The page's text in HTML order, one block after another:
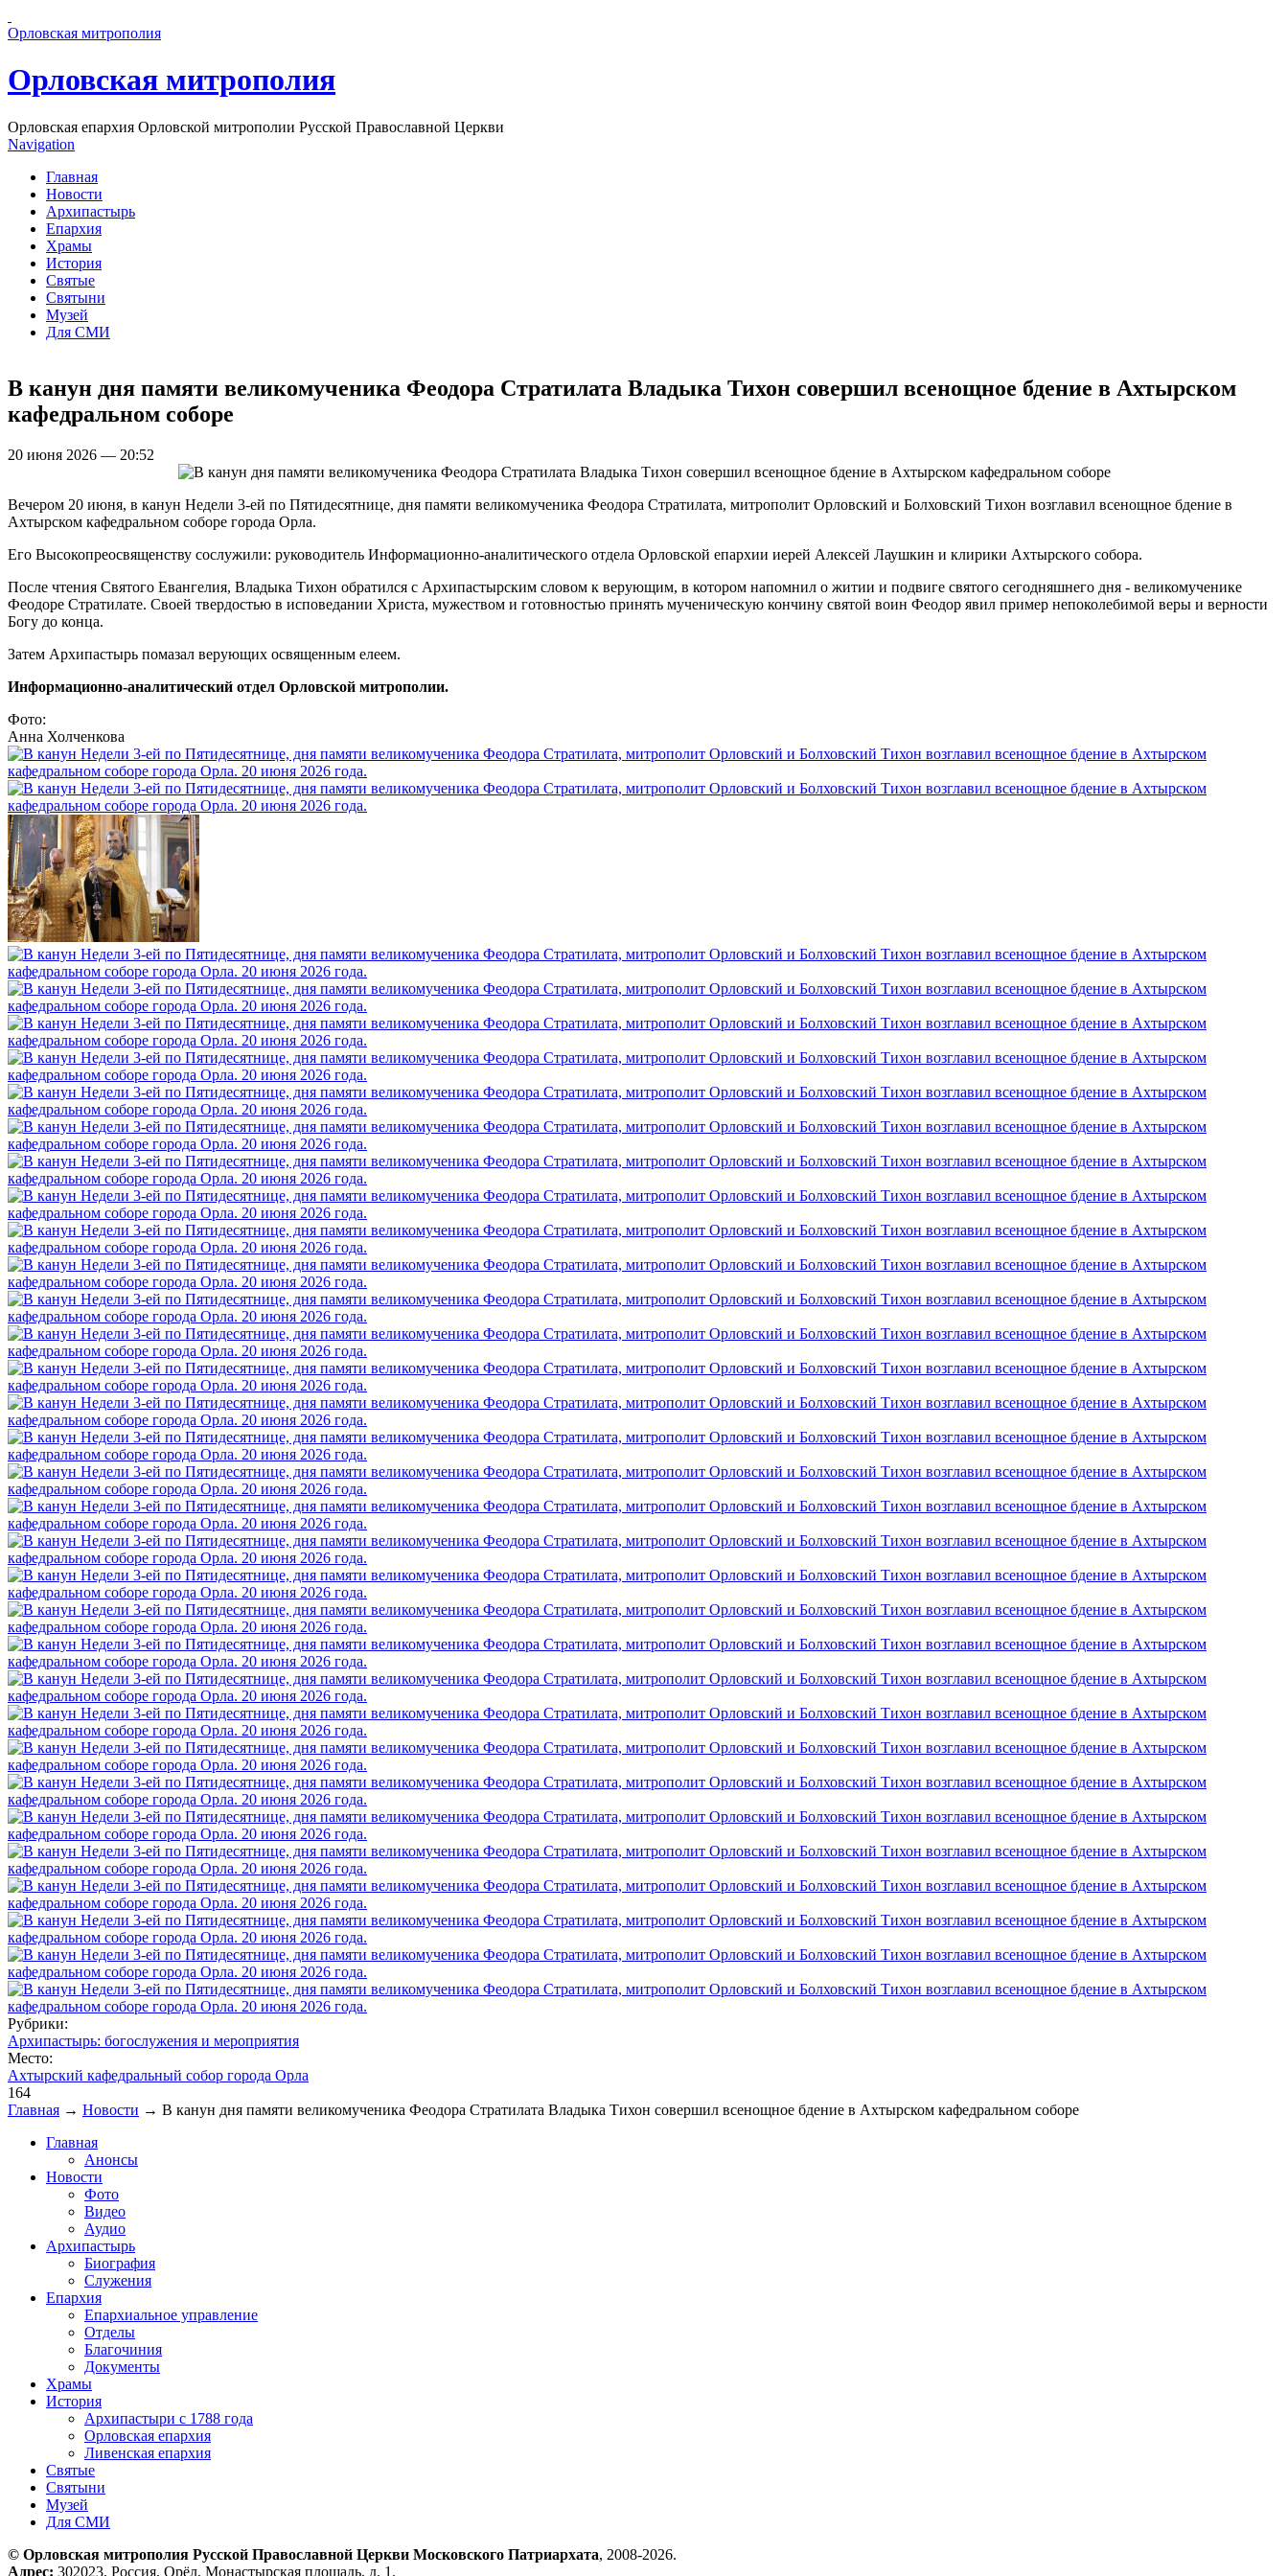
Орловская митрополия
Орловская митрополия
Орловская епархия Орловской митрополии Русской Православной Церкви
Navigation
Главная
Новости
Архипастырь
Епархия
Храмы
История
Святые
Святыни
Музей
Для СМИ
В канун дня памяти великомученика Феодора Стратилата Владыка Тихон совершил всенощное бдение в Ахтырском
кафедральном соборе
20 июня 2026 — 20:52
Вечером 20 июня, в канун Недели 3-ей по Пятидесятнице, дня памяти великомученика Феодора Стратилата, митрополит Орловский и Болховский Тихон возглавил всенощное бдение в
Ахтырском кафедральном соборе города Орла.
Его Высокопреосвященству сослужили: руководитель Информационно-аналитического отдела Орловской епархии иерей Алексей Лаушкин и клирики Ахтырского собора.
После чтения Святого Евангелия, Владыка Тихон обратился с Архипастырским словом к верующим, в котором напомнил о житии и подвиге святого сегодняшнего дня - великомученике
Феодоре Стратилате. Своей твердостью в исповедании Христа, мужеством и готовностью принять мученическую кончину святой воин Феодор явил пример непоколебимой веры и верности
Богу до конца.
Затем Архипастырь помазал верующих освященным елеем.
Информационно-аналитический отдел Орловской митрополии.
Фото:
Анна Холченкова
Рубрики:
Архипастырь: богослужения и мероприятия
Место:
Ахтырский кафедральный собор города Орла
164
Вы здесь
Главная → Новости → В канун дня памяти великомученика Феодора Стратилата Владыка Тихон совершил всенощное бдение в Ахтырском кафедральном соборе
Главная
Анонсы
Новости
Фото
Видео
Аудио
Архипастырь
Биография
Служения
Епархия
Епархиальное управление
Отделы
Благочиния
Документы
Храмы
История
Архипастыри с 1788 года
Орловская епархия
Ливенская епархия
Святые
Святыни
Музей
Для СМИ
© Орловская митрополия Русской Православной Церкви Московского Патриархата, 2008-2026.
Адрес: 302023, Россия, Орёл, Монастырская площадь, д. 1.